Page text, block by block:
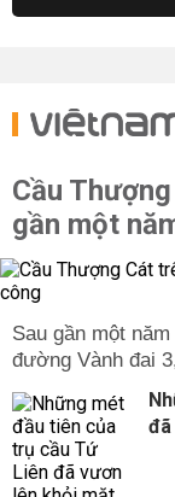
Cầu
gần một
Sau gần một
đường Vành đai
đã